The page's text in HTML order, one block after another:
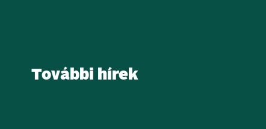
További hírek